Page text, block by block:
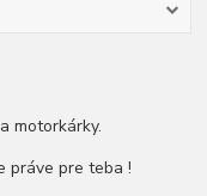
motorkárky.
práve pre teba !